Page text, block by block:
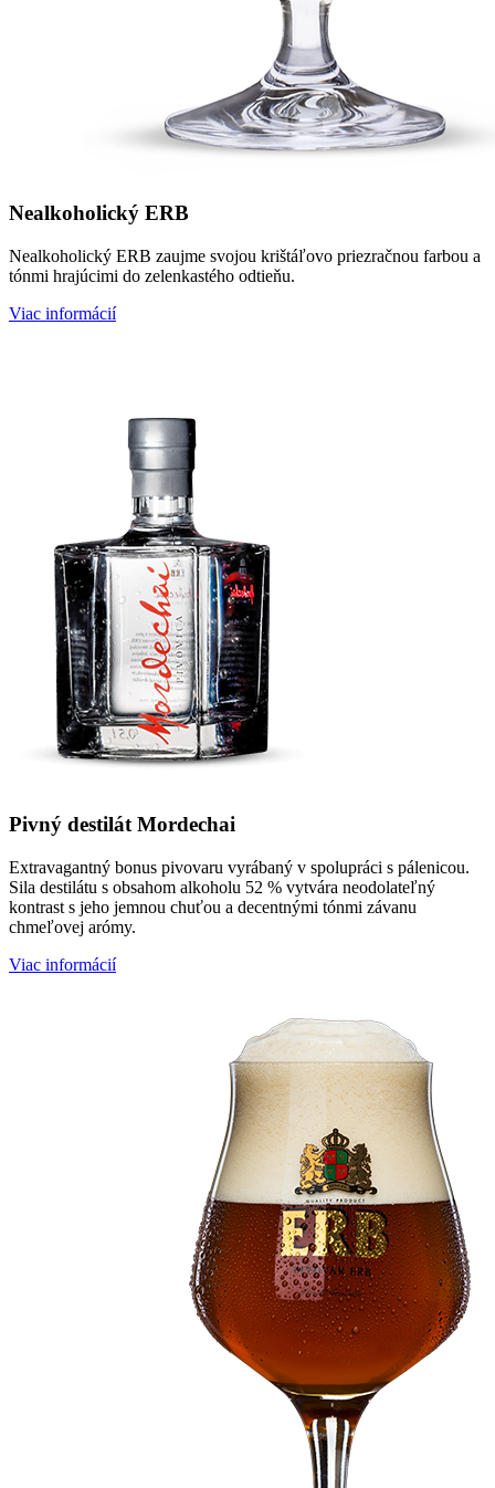
Nealkoholický ERB
Nealkoholický ERB zaujme svojou krištáľovo priezračnou farbou a
tónmi hrajúcimi do zelenkastého odtieňu.
Viac informácií
Pivný destilát Mordechai
Extravagantný bonus pivovaru vyrábaný v spolupráci s pálenicou.
Sila destilátu s obsahom alkoholu 52 % vytvára neodolateľný
kontrast s jeho jemnou chuťou a decentnými tónmi závanu
chmeľovej arómy.
Viac informácií